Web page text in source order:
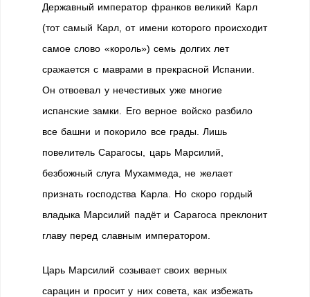
Державный император франков великий Карл
(тот самый Карл, от имени которого происходит
самое слово «король») семь долгих лет
сражается с маврами в прекрасной Испании.
Он отвоевал у нечестивых уже многие
испанские замки. Его верное войско разбило
все башни и покорило все грады. Лишь
повелитель Сарагосы, царь Марсилий,
безбожный слуга Мухаммеда, не желает
признать господства Карла. Но скоро гордый
владыка Марсилий падёт и Сарагоса преклонит
главу перед славным императором.
Царь Марсилий созывает своих верных
сарацин и просит у них совета, как избежать